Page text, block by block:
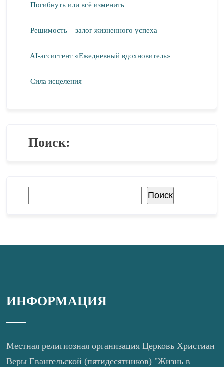
Погибнуть или всё изменить
Решимость – залог жизненного успеха
AI-ассистент «Ежедневный вдохновитель»
Сила исцеления
Поиск:
Поиск
ИНФОРМАЦИЯ
Местная религиозная организация Церковь Христиан
Веры Евангельской (пятидесятников) "Жизнь в